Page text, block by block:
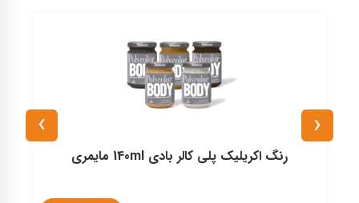
رنگ اكريليک پلی كالر بادی 140ml مايمری
‹
›